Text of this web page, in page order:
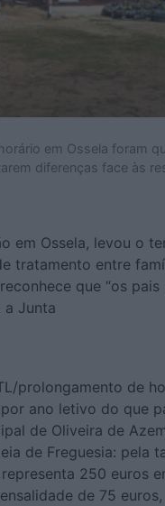
em Ossela foram
diferenças face às
em Ossela, levou o
tratamento entre
que “os pais
a Junta
prolongamento de
ano letivo do que
de Oliveira de
de Freguesia: pela
250 euros
de 75